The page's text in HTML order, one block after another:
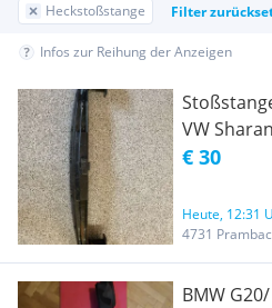
Heckstoßstange Filter
Infos zur Reihung der Anzeigen
VW
€ 30
Heute, 12:31
4731
BMW